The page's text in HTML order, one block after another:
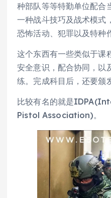
种部队等等特勤单位配合
一种战斗技巧及战术模式
恐怖活动、犯罪以及特种
这个东西有一些类似于课
安全意识，配合协同，以
练。完成科目后，还要颁
比较有名的就是
Pistol Association)。